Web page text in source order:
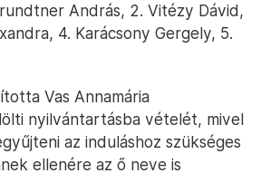
András, 2. Vitézy Dávid,
4. Karácsony Gergely, 5.
Vas Annamária
nyilvántartásba vételét, mivel
az induláshoz szükséges
ellenére az ő neve is